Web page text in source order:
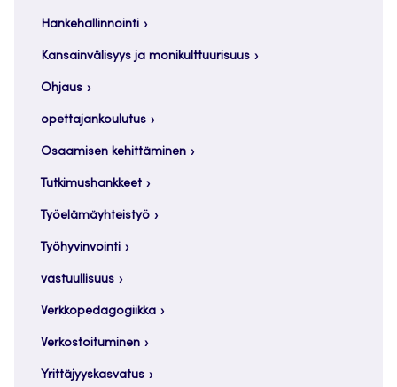
Hankehallinnointi
Kansainvälisyys ja monikulttuurisuus
Ohjaus
opettajankoulutus
Osaamisen kehittäminen
Tutkimushankkeet
Työelämäyhteistyö
Työhyvinvointi
vastuullisuus
Verkkopedagogiikka
Verkostoituminen
Yrittäjyyskasvatus